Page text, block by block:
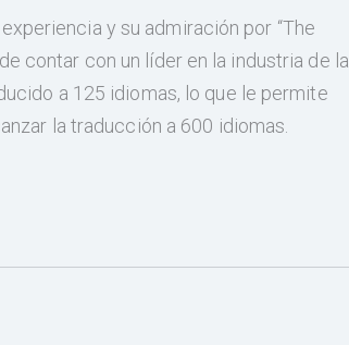
y su admiración por “The
contar con un líder en la industria de la
a 125 idiomas, lo que le permite
la traducción a 600 idiomas.